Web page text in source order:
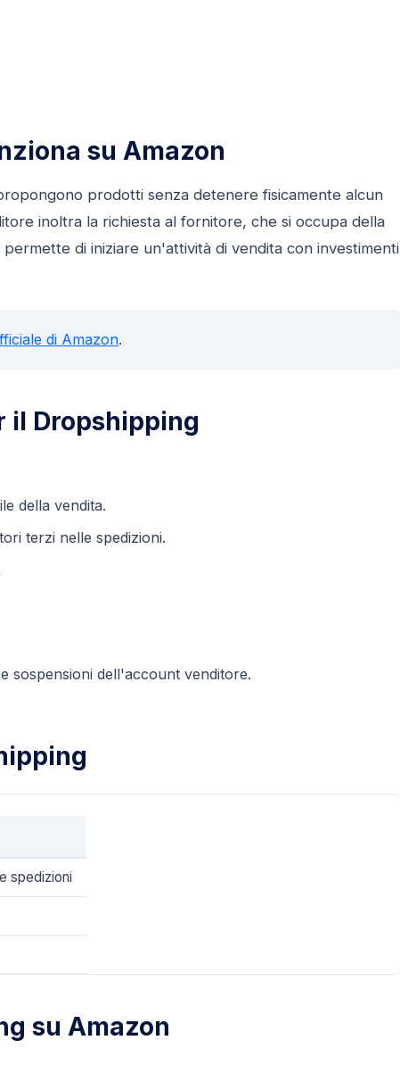
su Amazon
prodotti senza detenere fisicamente alcun
inoltra la richiesta al fornitore, che si occupa della
di iniziare un'attività di vendita con investimenti
di Amazon.
il Dropshipping
della vendita.
terzi nelle spedizioni.
sospensioni dell'account venditore.
spedizioni
su Amazon